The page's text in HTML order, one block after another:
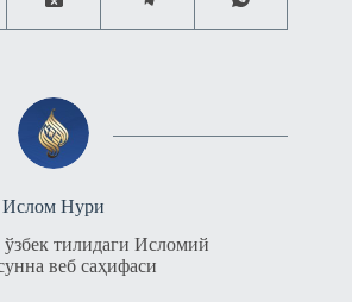
Ислом Нури
тилидаги Исломий
веб саҳифаси